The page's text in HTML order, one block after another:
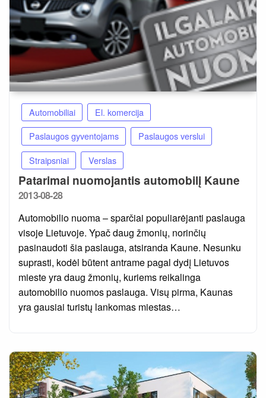
Automobiliai
El. komercija
Paslaugos gyventojams
Paslaugos verslui
Straipsniai
Verslas
Patarimai nuomojantis automobilį Kaune
Posted
2013-08-28
Automobilio nuoma – sparčiai populiarėjanti paslauga
visoje Lietuvoje. Ypač daug žmonių, norinčių
pasinaudoti šia paslauga, atsiranda Kaune. Nesunku
suprasti, kodėl būtent antrame pagal dydį Lietuvos
mieste yra daug žmonių, kuriems reikalinga
automobilio nuomos paslauga. Visų pirma, Kaunas
yra gausiai turistų lankomas miestas…